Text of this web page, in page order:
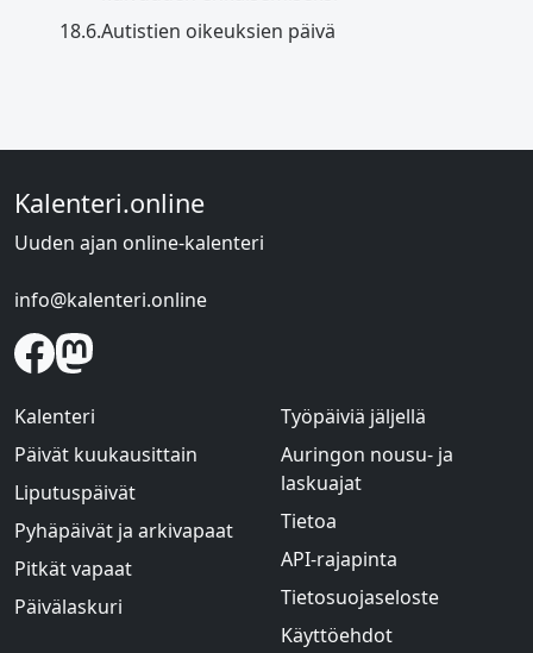
18.6.Autistien oikeuksien päivä
Kalenteri.online
Uuden ajan online-kalenteri
info@kalenteri.online
Kalenteri
Päivät kuukausittain
Liputuspäivät
Pyhäpäivät ja arkivapaat
Pitkät vapaat
Päivälaskuri
Työpäiviä jäljellä
Auringon nousu- ja
laskuajat
Tietoa
API-rajapinta
Tietosuojaseloste
Käyttöehdot